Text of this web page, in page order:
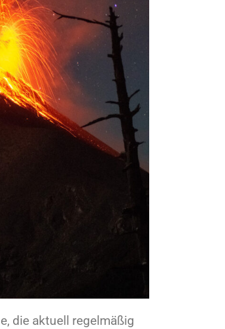
die aktuell regelmäßig